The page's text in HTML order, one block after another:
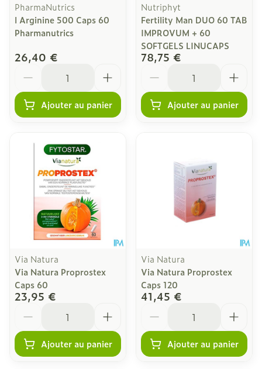
PharmaNutrics
l Arginine 500 Caps 60
Pharmanutrics
26,40 €
Ajouter au panier
Nutriphyt
Fertility Man DUO 60 TAB
IMPROVUM + 60
SOFTGELS LINUCAPS
78,75 €
Ajouter au panier
Via Natura
Via Natura Proprostex
Caps 60
23,95 €
Ajouter au panier
Via Natura
Via Natura Proprostex
Caps 120
41,45 €
Ajouter au panier